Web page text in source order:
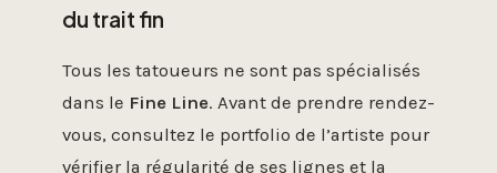
du trait fin
Tous les tatoueurs ne sont pas spécialisés
dans le Fine Line. Avant de prendre rendez-
vous, consultez le portfolio de l’artiste pour
vérifier la régularité de ses lignes et la